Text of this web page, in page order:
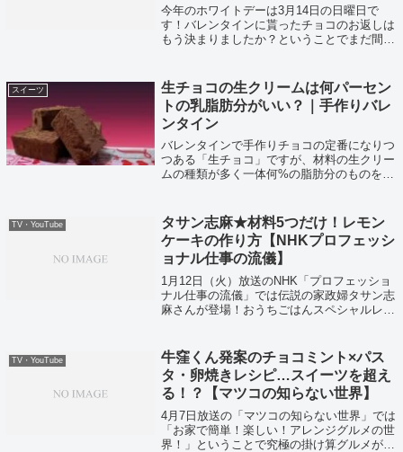
今年のホワイトデーは3月14日の日曜日で
す！バレンタインに貰ったチョコのお返しは
もう決まりましたか？ということでまだ間に
スイーツ
生チョコの生クリームは何パーセン
トの乳脂肪分がいい？｜手作りバレ
ンタイン
バレンタインで手作りチョコの定番になりつ
つある「生チョコ」ですが、材料の生クリー
ムの種類が多く一体何%の脂肪分のものを使
TV・YouTube
タサン志麻★材料5つだけ！レモン
ケーキの作り方【NHKプロフェッシ
ョナル仕事の流儀】
1月12日（火）放送のNHK「プロフェッショ
ナル仕事の流儀」では伝説の家政婦タサン志
麻さんが登場！おうちごはんスペシャルレシ
TV・YouTube
牛窪くん発案のチョコミント×パス
タ・卵焼きレシピ…スイーツを超え
る！？【マツコの知らない世界】
4月7日放送の「マツコの知らない世界」では
「お家で簡単！楽しい！アレンジグルメの世
界！」ということで究極の掛け算グルメが紹